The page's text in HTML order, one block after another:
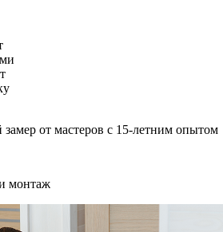
от мастеров с 15-летним опытом
монтаж